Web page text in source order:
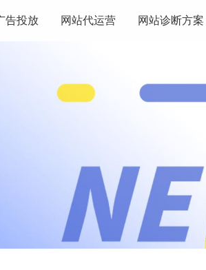
告投放 网站代运营 网站诊断方案